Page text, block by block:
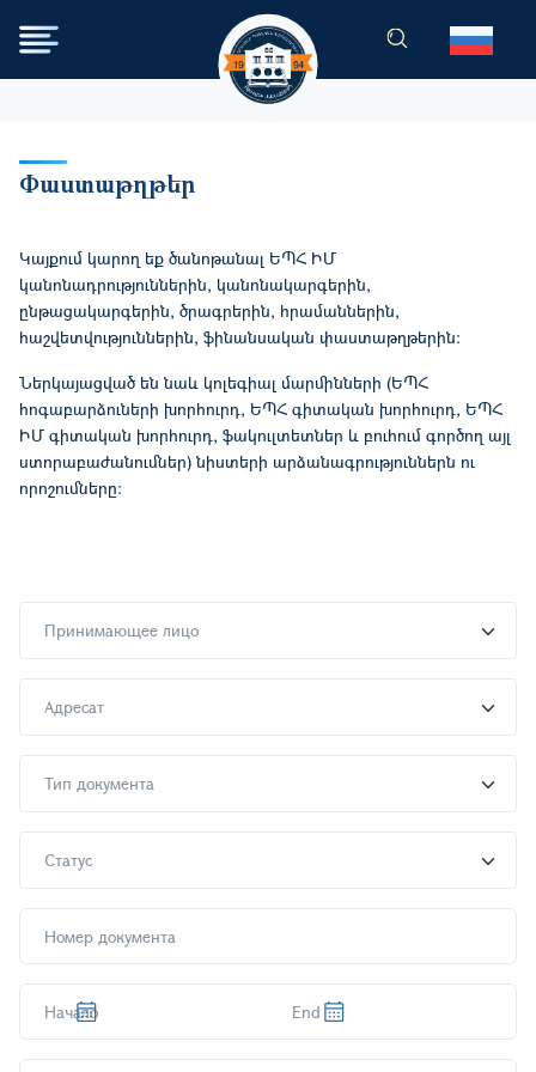
Перейти к основному
Փաստաթղթեր
Կայքում կարող եք ծանոթանալ ԵՊՀ ԻՄ
կանոնադրություններին, կանոնակարգերին,
ընթացակարգերին, ծրագրերին, հրամաններին,
հաշվետվություններին, ֆինանսական փաստաթղթերին:
Ներկայացված են նաև կոլեգիալ մարմինների (ԵՊՀ
հոգաբարձուների խորհուրդ, ԵՊՀ գիտական խորհուրդ, ԵՊՀ
ԻՄ գիտական խորհուրդ, ֆակուլտետներ և բուհում գործող այլ
ստորաբաժանումներ) նիստերի արձանագրություններն ու
որոշումները:
Принимающее лицо
Адресат
Тип документа
Статус
Дата